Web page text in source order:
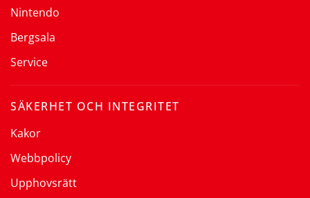
Nintendo
Bergsala
Service
SÄKERHET OCH INTEGRITET
Kakor
Webbpolicy
Upphovsrätt